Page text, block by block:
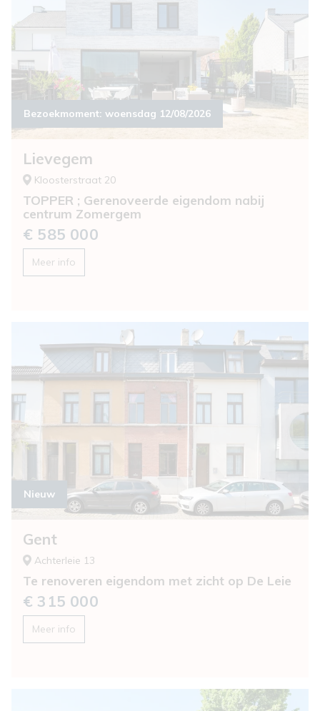
Bezoekmoment: woensdag 12/08/2026
Lievegem
Kloosterstraat 20
TOPPER ; Gerenoveerde eigendom nabij
centrum Zomergem
€ 585 000
Meer info
nieuw
Gent
Achterleie 13
Te renoveren eigendom met zicht op De Leie
€ 315 000
Meer info